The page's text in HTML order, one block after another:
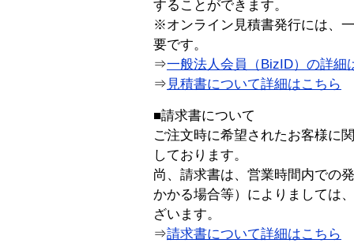
することができます。
※オンライン見積書発行には、
要です。
⇒一般法人会員（BizID）の詳細
⇒ 見積書について詳細はこちら
■請求書について
ご注文時に希望されたお客様に
しております。
尚、請求書は、営業時間内での
かかる場合等）によりましては
ざいます。
⇒請求書について詳細はこちら